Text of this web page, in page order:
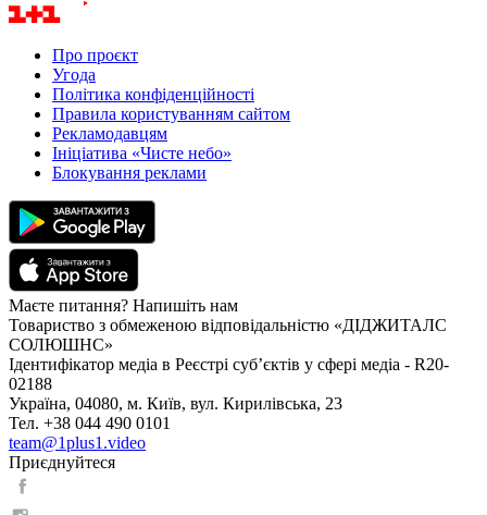
Про проєкт
Угода
Політика конфіденційності
Правила користуванням сайтом
Рекламодавцям
Ініціатива «Чисте небо»
Блокування реклами
Маєте питання? Напишіть нам
Товариство з обмеженою відповідальністю «ДІДЖИТАЛС
СОЛЮШНС»
Ідентифікатор медіа в Реєстрі суб’єктів у сфері медіа - R20-
02188
Україна, 04080, м. Київ, вул. Кирилівська, 23
Тел. +38 044 490 0101
team@1plus1.video
Приєднуйтеся